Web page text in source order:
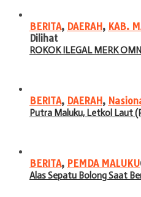
BERITA, DAERAH, KAB.
Dilihat
ROKOK ILEGAL MERK
BERITA, DAERAH,
Putra Maluku, Letkol Laut
BERITA, PEMDA MALUKU
Alas Sepatu Bolong Saat